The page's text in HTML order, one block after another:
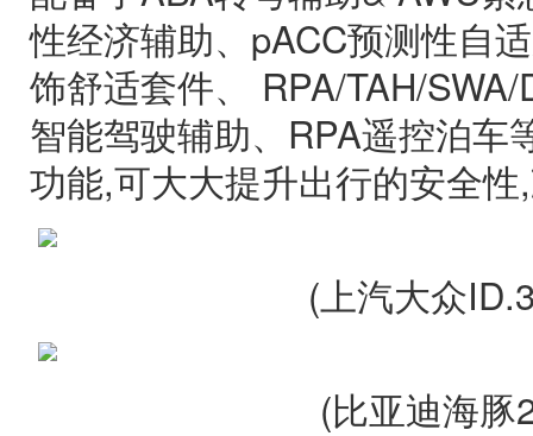
性经济辅助、pACC预测性自
饰舒适套件、 RPA/TAH/
智能驾驶辅助、RPA遥控泊车
功能,可大大提升出行的安全
(上汽大众
(比亚迪海豚